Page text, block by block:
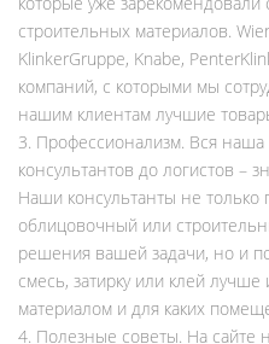
строительных материалов.
KlinkerGruppe, Knabe,
компаний, с которыми мы
нашим клиентам лучшие
3. Профессионализм. Вся наша
консультантов до логистов –
Наши консультанты не только
облицовочный или
решения вашей задачи, но и
смесь, затирку или клей
материалом и для каких
4. Полезные советы. На сайте